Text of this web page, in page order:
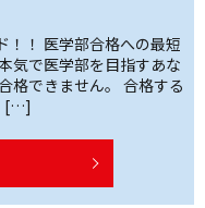
！！ 医学部合格への最短
気で医学部を目指すあな
格できません。 合格する
[…]